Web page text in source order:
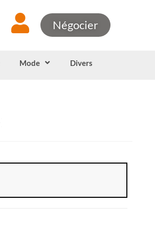
Négocier
Mode Divers